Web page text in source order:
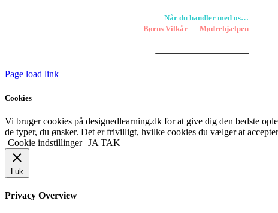
Når du handler med os…
Støtter viBørns Vilkår ogMødrehjælpen
Page load link
Cookies
Vi bruger cookies på designedlearning.dk for at give dig den bedste
de typer, du ønsker. Det er frivilligt, hvilke cookies du vælger at
Cookie indstillinger JA TAK
Luk
Privacy Overview